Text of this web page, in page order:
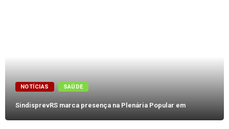
NOTÍCIAS SAÚDE
SindisprevRS marca presença na Plenária Popular em